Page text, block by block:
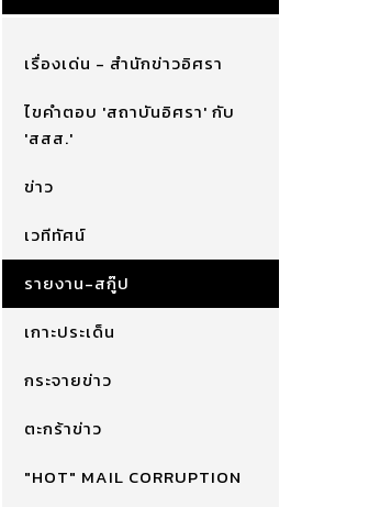
เรื่องเด่น - สำนักข่าวอิศรา
ไขคำตอบ 'สถาบันอิศรา' กับ
'สสส.'
ข่าว
เวทีทัศน์
รายงาน-สกู๊ป
เกาะประเด็น
กระจายข่าว
ตะกร้าข่าว
"HOT" MAIL CORRUPTION